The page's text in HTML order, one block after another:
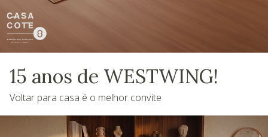
15 anos de WESTWING!
Voltar para casa é o melhor convite